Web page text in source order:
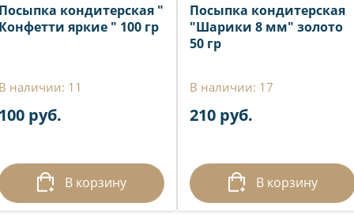
кондитерская "
яркие " 100 гр
наличии: 11
руб.
В корзину
Посыпка кондитерская
"Шарики 8 мм" золото
50 гр
В наличии: 17
210 руб.
В корзину